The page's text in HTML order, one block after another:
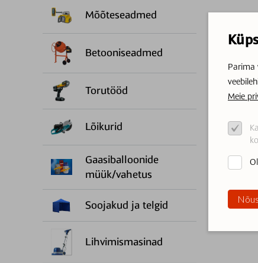
Parima
Meie
Mõõteseadmed
Betooniseadmed
Torutööd
Lõikurid
Gaasiballoonide
müük/vahetus
Soojakud ja telgid
Lihvimismasinad